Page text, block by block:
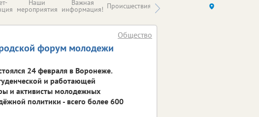
Наши
мероприятия
Важная
информация! Происшествия Здоровье компаний (на
форум молодежи
Общество
24 февраля в Воронеже.
и работающей
и активисты молодежных
политики - всего более 600